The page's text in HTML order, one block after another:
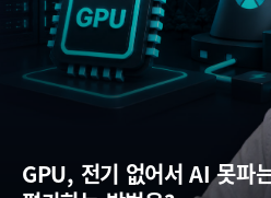
GPU, 전기 없어서 AI 못파